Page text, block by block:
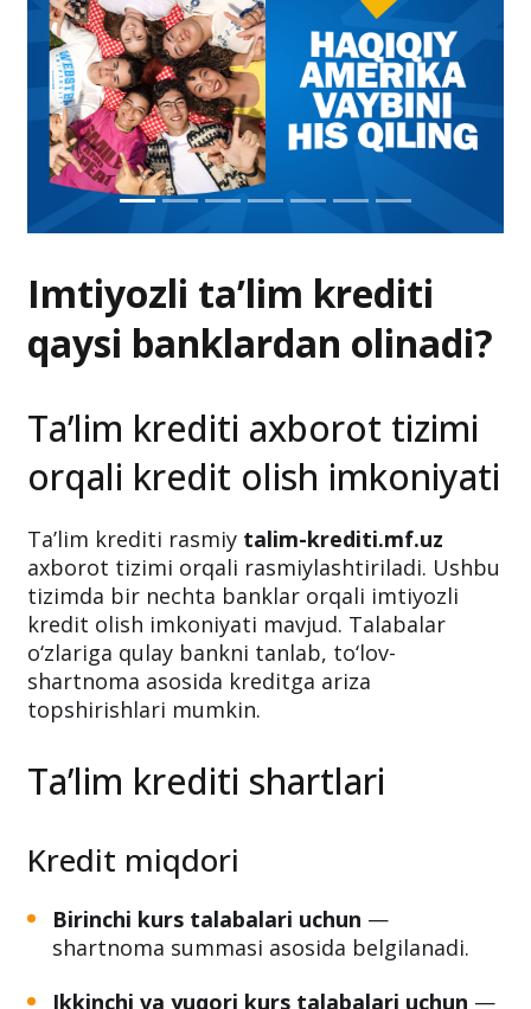
Imtiyozli ta’lim krediti
qaysi banklardan olinadi?
Ta’lim krediti axborot tizimi
orqali kredit olish imkoniyati
Ta’lim krediti rasmiy talim-krediti.mf.uz
axborot tizimi orqali rasmiylashtiriladi. Ushbu
tizimda bir nechta banklar orqali imtiyozli
kredit olish imkoniyati mavjud. Talabalar
o‘zlariga qulay bankni tanlab, to‘lov-
shartnoma asosida kreditga ariza
topshirishlari mumkin.
Ta’lim krediti shartlari
Kredit miqdori
Birinchi kurs talabalari uchun —
shartnoma summasi asosida belgilanadi.
Ikkinchi va yuqori kurs talabalari uchun —